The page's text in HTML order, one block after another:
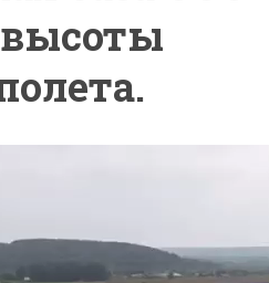
высоты